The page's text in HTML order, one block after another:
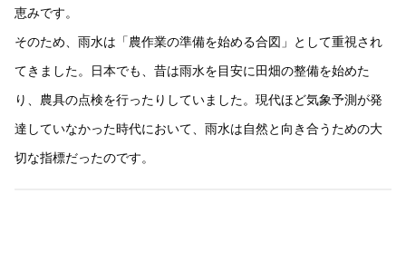
恵みです。
そのため、雨水は「農作業の準備を始める合図」として重視され
てきました。日本でも、昔は雨水を目安に田畑の整備を始めた
り、農具の点検を行ったりしていました。現代ほど気象予測が発
達していなかった時代において、雨水は自然と向き合うための大
切な指標だったのです。